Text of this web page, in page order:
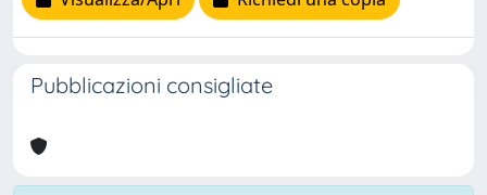
Pubblicazioni consigliate